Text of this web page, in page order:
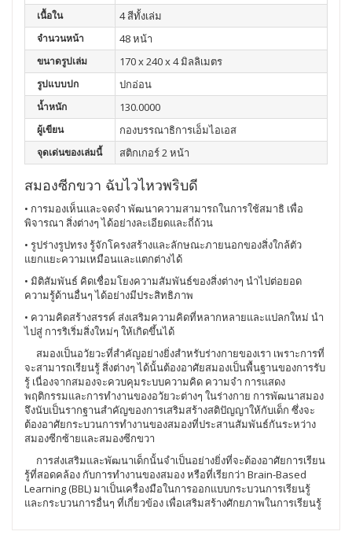
เนื้อใน 4 สีทั้งเล่ม
จำนวนหน้า 48 หน้า
ขนาดรูปเล่ม 170 x 240 x 4 มิลลิเมตร
รูปแบบปก ปกอ่อน
น้ำหนัก 130.0000
ผู้เขียน กองบรรณาธิการเอ็มไอเอส
จุดเด่นของเล่มนี้ สติกเกอร์ 2 หน้า
สมองซีกขวา ฉับไวไหวพริบดี
• การมองเห็นและจดจำ พัฒนาความสามารถในการใช้สมาธิ เพื่อ
พิจารณา สิ่งต่างๆ ได้อย่างละเอียดและถี่ถ้วน
• รูปร่างรูปทรง รู้จักโครงสร้างและลักษณะภายนอกของสิ่งใกล้ตัว
แยกแยะความเหมือนและแตกต่างได้
• มิติสัมพันธ์ คิดเชื่อมโยงความสัมพันธ์ของสิ่งต่างๆ นำไปต่อยอด
ความรู้ด้านอื่นๆ ได้อย่างมีประสิทธิภาพ
• ความคิดสร้างสรรค์ ส่งเสริมความคิดที่หลากหลายและแปลกใหม่ นำ
ไปสู่ การริเริ่มสิ่งใหม่ๆ ให้เกิดขึ้นได้
สมองเป็นอวัยวะที่สำคัญอย่างยิ่งสำหรับร่างกายของเรา เพราะการที่
จะสามารถเรียนรู้ สิ่งต่างๆ ได้นั้นต้องอาศัยสมองเป็นพื้นฐานของการรับ
รู้ เนื่องจากสมองจะควบคุมระบบความคิด ความจำ การแสดง
พฤติกรรมและการทำงานของอวัยวะต่างๆ ในร่างกาย การพัฒนาสมอง
จึงนับเป็นรากฐานสำคัญของการเสริมสร้างสติปัญญาให้กับเด็ก ซึ่งจะ
ต้องอาศัยกระบวนการทำงานของสมองที่ประสานสัมพันธ์กันระหว่าง
สมองซีกซ้ายและสมองซีกขวา
การส่งเสริมและพัฒนาเด็กนั้นจำเป็นอย่างยิ่งที่จะต้องอาศัยการเรียน
รู้ที่สอดคล้อง กับการทำงานของสมอง หรือที่เรียกว่า Brain-Based
Learning (BBL) มาเป็นเครื่องมือในการออกแบบกระบวนการเรียนรู้
และกระบวนการอื่นๆ ที่เกี่ยวข้อง เพื่อเสริมสร้างศักยภาพในการเรียนรู้